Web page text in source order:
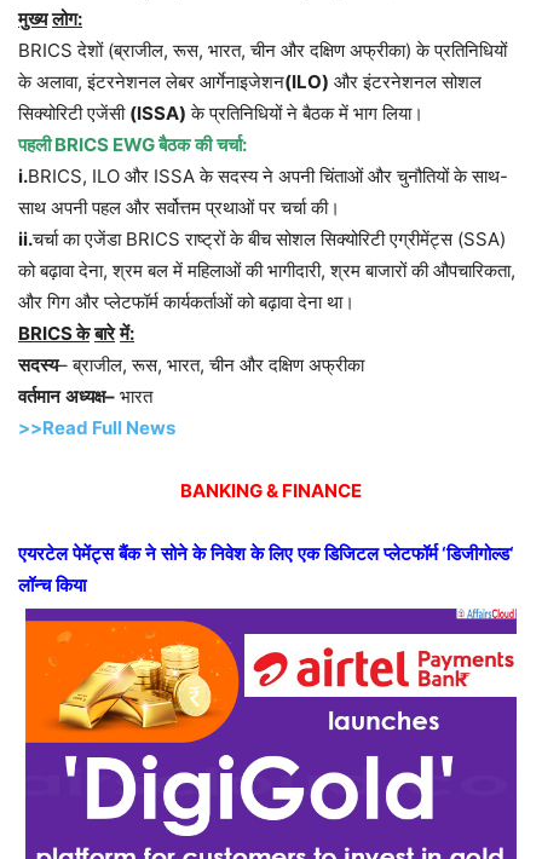
मुख्य लोग:
BRICS देशों (ब्राजील, रूस, भारत, चीन और दक्षिण अफ्रीका) के प्रतिनिधियों
के अलावा, इंटरनेशनल लेबर आर्गेनाइजेशन(ILO) और इंटरनेशनल सोशल
सिक्योरिटी एजेंसी (ISSA) के प्रतिनिधियों ने बैठक में भाग लिया।
पहलीBRICS EWGबैठक की चर्चा:
i.BRICS, ILO और ISSA के सदस्य ने अपनी चिंताओं और चुनौतियों के साथ-
साथ अपनी पहल और सर्वोत्तम प्रथाओं पर चर्चा की।
ii.चर्चा का एजेंडा BRICS राष्ट्रों के बीच सोशल सिक्योरिटी एग्रीमेंट्स (SSA)
को बढ़ावा देना, श्रम बल में महिलाओं की भागीदारी, श्रम बाजारों की औपचारिकता,
और गिग और प्लेटफॉर्म कार्यकर्ताओं को बढ़ावा देना था।
BRICSके बारे में:
सदस्य– ब्राजील, रूस, भारत, चीन और दक्षिण अफ्रीका
वर्तमान अध्यक्ष– भारत
>>Read Full News
BANKING & FINANCE
एयरटेल पेमेंट्स बैंक ने सोने के निवेश के लिए एक डिजिटल प्लेटफॉर्म‘डिजीगोल्ड‘
लॉन्च किया